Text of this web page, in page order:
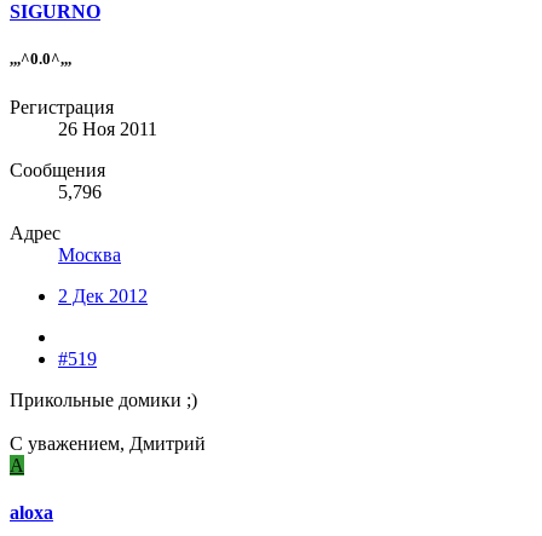
SIGURNO
,,,^0.0^,,,
Регистрация
26 Ноя 2011
Сообщения
5,796
Адрес
Москва
2 Дек 2012
#519
Прикольные домики ;)
С уважением, Дмитрий
A
aloxa